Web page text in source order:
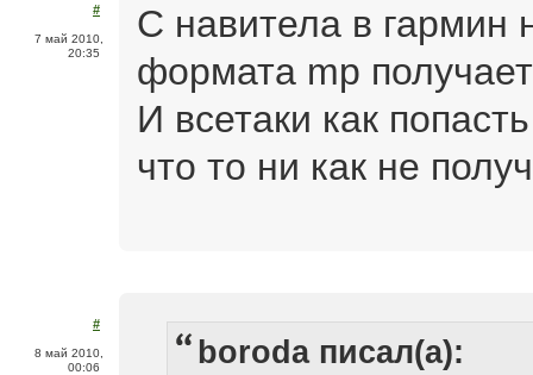
#
7 май 2010,
20:35
С навитела в гармин
формата mp
И всетаки как
что то ни как не
#
8 май 2010,
00:06
boroda писал(а):